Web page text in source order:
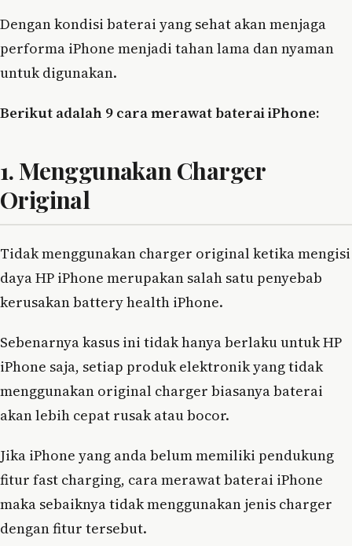
Dengan kondisi baterai yang sehat akan menjaga
performa iPhone menjadi tahan lama dan nyaman
untuk digunakan.
Berikut adalah 9 cara merawat baterai iPhone:
1. Menggunakan Charger
Original
Tidak menggunakan charger original ketika mengisi
daya HP iPhone merupakan salah satu penyebab
kerusakan battery health iPhone.
Sebenarnya kasus ini tidak hanya berlaku untuk HP
iPhone saja, setiap produk elektronik yang tidak
menggunakan original charger biasanya baterai
akan lebih cepat rusak atau bocor.
Jika iPhone yang anda belum memiliki pendukung
fitur fast charging, cara merawat baterai iPhone
maka sebaiknya tidak menggunakan jenis charger
dengan fitur tersebut.